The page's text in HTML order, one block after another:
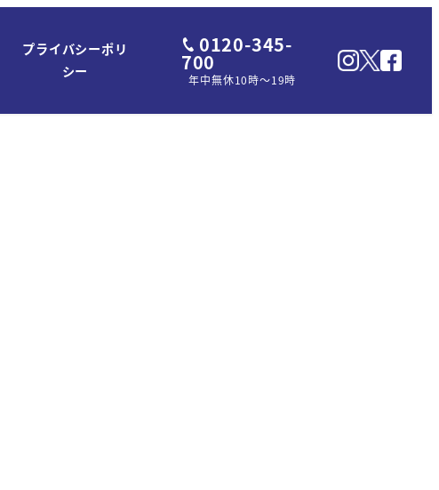
プライバシーポリ
シー
0120-345-
700
年中無休10時～19時